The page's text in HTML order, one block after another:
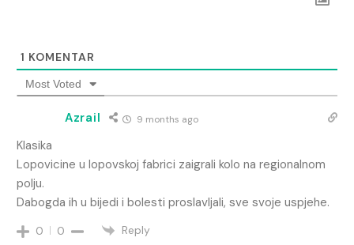
1 KOMENTAR
Most Voted
Azrail 9 months ago
Klasika
Lopovicine u lopovskoj fabrici zaigrali kolo na regionalnom
polju.
Dabogda ih u bijedi i bolesti proslavljali, sve svoje uspjehe.
0 0 Reply